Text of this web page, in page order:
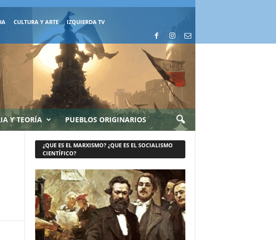
CULTURA Y ARTE IZQUIERDA TV
Y TEORÍA PUEBLOS ORIGINARIOS
¿QUE ES EL MARXISMO? ¿QUE ES EL SOCIALISMO
CIENTÍFICO?